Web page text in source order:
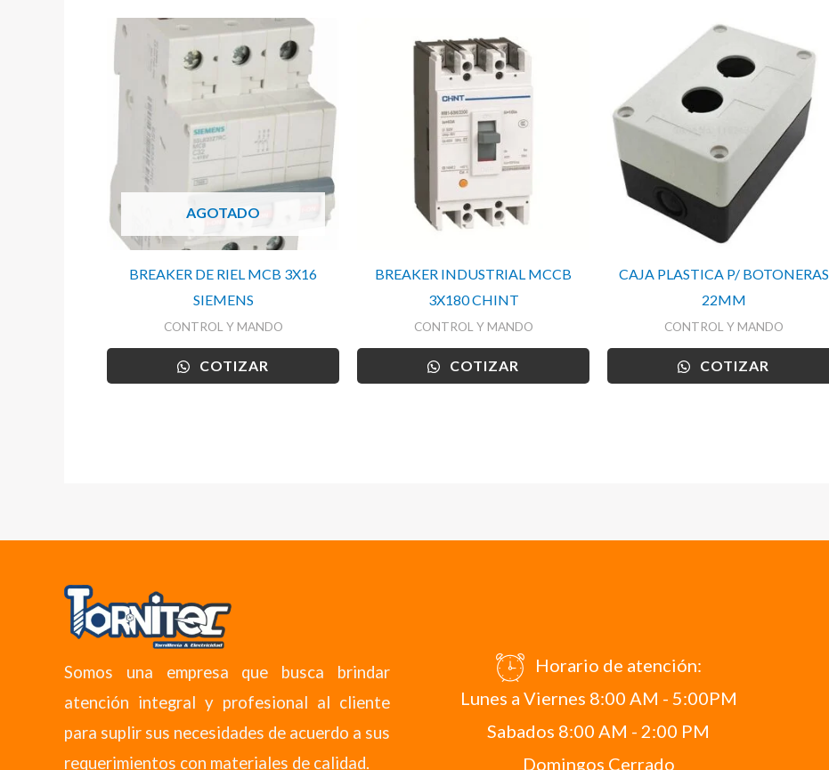
AGOTADO
BREAKER DE RIEL MCB 3X16
SIEMENS
CONTROL Y MANDO
COTIZAR
BREAKER INDUSTRIAL MCCB
3X180 CHINT
CONTROL Y MANDO
COTIZAR
CAJA PLASTICA P/ BOTONERAS
22MM
CONTROL Y MANDO
COTIZAR
Somos una empresa que busca brindar
atención integral y profesional al cliente
para suplir sus necesidades de acuerdo a sus
requerimientos con materiales de calidad.
Horario de atención:
Lunes a Viernes 8:00 AM - 5:00PM
Sabados 8:00 AM - 2:00 PM
Domingos Cerrado